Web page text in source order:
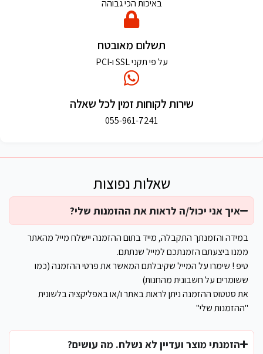
איך אני יכול/ה לראות את ההזמנות שלי?
במידה והזמנתך התקבלה, מייד בתום ההזמנה יישלח מייל מהאתר
ממנו ביצעתם הזמנתכם למייל שנתתם.
טיפ ! שימרו על המייל שקיבלתם המאשר את פרטי ההזמנה (כמו
ששומרים על חשבונית מהחנות)
את סטטוס ההזמנה ניתן לראות באתר ו/או באפליקציה בלשונית
"ההזמנות שלי"
הזמנתי מוצר ועדיין לא נשלח. מה עושים?
שאלות נפוצות
באיכות הכי גבוהה
תשלום מאובטח
על פי תקני SSL ו-PCI
שירות לקוחות זמין לכל שאלה
055-961-7241